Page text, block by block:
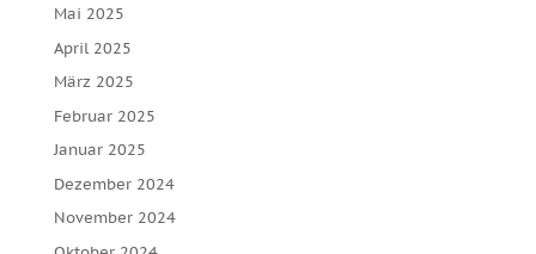
Mai 2025
April 2025
März 2025
Februar 2025
Januar 2025
Dezember 2024
November 2024